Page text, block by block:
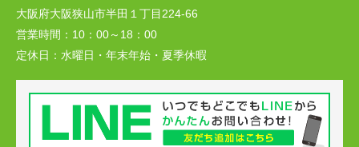
大阪府大阪狭山市半田１丁目224-66
営業時間： 10：00～18：00
定休日： 水曜日・年末年始・夏季休暇